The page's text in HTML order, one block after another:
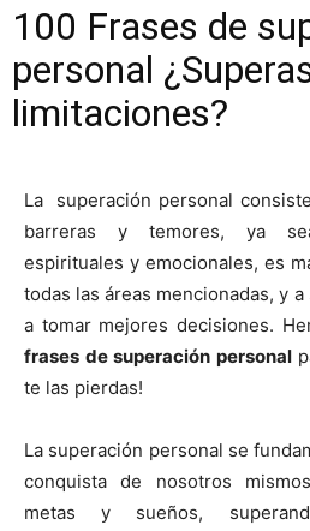
100 Frases de
personal
limitaciones?
La superación personal
barreras y temores, ya
espirituales y emocionales, es
todas las áreas mencionadas, y
a tomar mejores decisiones.
frases de superación personal
te las pierdas!
La superación personal se
conquista de nosotros
metas y sueños,